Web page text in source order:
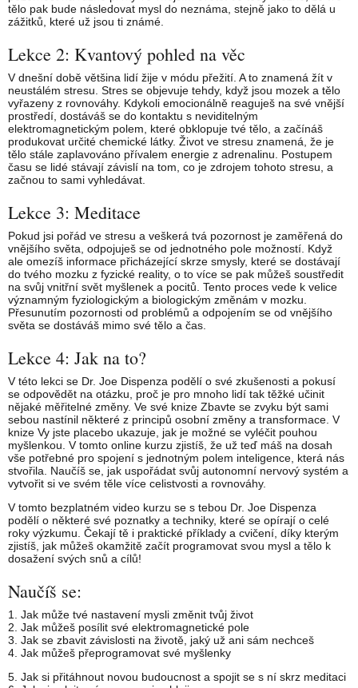
tělo pak bude následovat mysl do neznáma, stejně jako to dělá u
zážitků, které už jsou ti známé.
Lekce 2: Kvantový pohled na věc
V dnešní době většina lidí žije v módu přežití. A to znamená žít v
neustálém stresu. Stres se objevuje tehdy, když jsou mozek a tělo
vyřazeny z rovnováhy. Kdykoli emocionálně reaguješ na své vnější
prostředí, dostáváš se do kontaktu s neviditelným
elektromagnetickým polem, které obklopuje tvé tělo, a začínáš
produkovat určité chemické látky. Život ve stresu znamená, že je
tělo stále zaplavováno přívalem energie z adrenalinu. Postupem
času se lidé stávají závislí na tom, co je zdrojem tohoto stresu, a
začnou to sami vyhledávat.
Lekce 3: Meditace
Pokud jsi pořád ve stresu a veškerá tvá pozornost je zaměřená do
vnějšího světa, odpojuješ se od jednotného pole možností. Když
ale omezíš informace přicházející skrze smysly, které se dostávají
do tvého mozku z fyzické reality, o to více se pak můžeš soustředit
na svůj vnitřní svět myšlenek a pocitů. Tento proces vede k velice
významným fyziologickým a biologickým změnám v mozku.
Přesunutím pozornosti od problémů a odpojením se od vnějšího
světa se dostáváš mimo své tělo a čas.
Lekce 4: Jak na to?
V této lekci se Dr. Joe Dispenza podělí o své zkušenosti a pokusí
se odpovědět na otázku, proč je pro mnoho lidí tak těžké učinit
nějaké měřitelné změny. Ve své knize Zbavte se zvyku být sami
sebou nastínil některé z principů osobní změny a transformace. V
knize Vy jste placebo ukazuje, jak je možné se vyléčit pouhou
myšlenkou. V tomto online kurzu zjistíš, že už teď máš na dosah
vše potřebné pro spojení s jednotným polem inteligence, která nás
stvořila. Naučíš se, jak uspořádat svůj autonomní nervový systém a
vytvořit si ve svém těle více celistvosti a rovnováhy.
V tomto bezplatném video kurzu se s tebou Dr. Joe Dispenza
podělí o některé své poznatky a techniky, které se opírají o celé
roky výzkumu. Čekají tě i praktické příklady a cvičení, díky kterým
zjistíš, jak můžeš okamžitě začít programovat svou mysl a tělo k
dosažení svých snů a cílů!
Naučíš se:
1. Jak může tvé nastavení mysli změnit tvůj život
2. Jak můžeš posílit své elektromagnetické pole
3. Jak se zbavit závislosti na životě, jaký už ani sám nechceš
4. Jak můžeš přeprogramovat své myšlenky
5. Jak si přitáhnout novou budoucnost a spojit se s ní skrz meditaci